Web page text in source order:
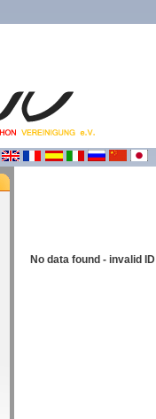
No data found - invalid ID